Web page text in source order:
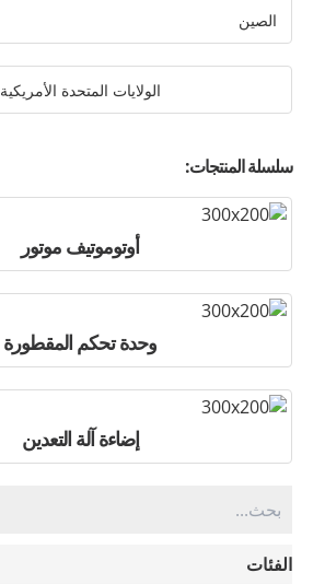
الصين
الولايات المتحدة الأمريكية
سلسلة المنتجات:
أوتوموتيف موتور
وحدة تحكم المقطورة
إضاءة آلة التعدين
الفئات